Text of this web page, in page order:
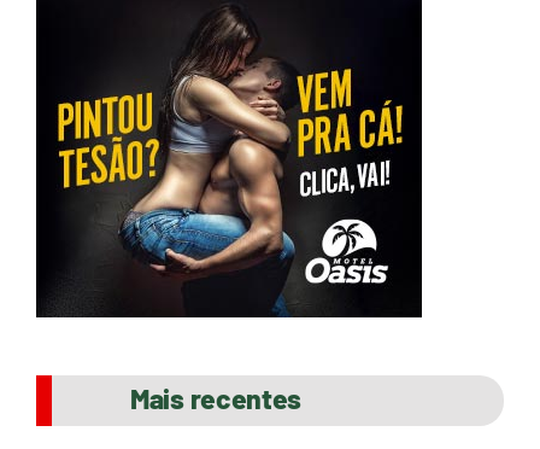
Mais recentes